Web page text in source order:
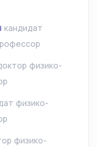
кандидат
физико-
физико-
физико-